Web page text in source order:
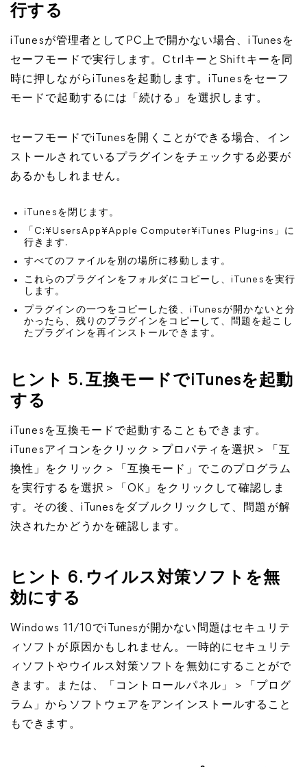
行する
iTunesが管理者としてPC上で開かない場合、iTunesを
セーフモードで実行します。CtrlキーとShiftキーを同
時に押しながらiTunesを起動します。iTunesをセーフ
モードで起動するには「続ける」を選択します。
セーフモードでiTunesを開くことができる場合、イン
ストールされているプラグインをチェックする必要が
あるかもしれません。
iTunesを閉じます。
「C:¥UsersApp¥Apple Computer¥iTunes Plug-ins」に
行きます.
すべてのファイルを別の場所に移動します。
これらのプラグインをフォルダにコピーし、iTunesを実行
します。
プラグインの一つをコピーした後、iTunesが開かないと分
かったら、残りのプラグインをコピーして、問題を起こし
たプラグインを再インストールできます。
ヒント 5. 互換モードでiTunesを起動
する
iTunesを互換モードで起動することもできます。
iTunesアイコンをクリック＞プロパティを選択＞「互
換性」をクリック＞「互換モード」でこのプログラム
を実行するを選択＞「OK」をクリックして確認しま
す。その後、iTunesをダブルクリックして、問題が解
決されたかどうかを確認します。
ヒント 6. ウイルス対策ソフトを無
効にする
Windows 11/10でiTunesが開かない問題はセキュリテ
ィソフトが原因かもしれません。一時的にセキュリテ
ィソフトやウイルス対策ソフトを無効にすることがで
きます。または、「コントロールパネル」＞「プログ
ラム」からソフトウェアをアンインストールすること
もできます。